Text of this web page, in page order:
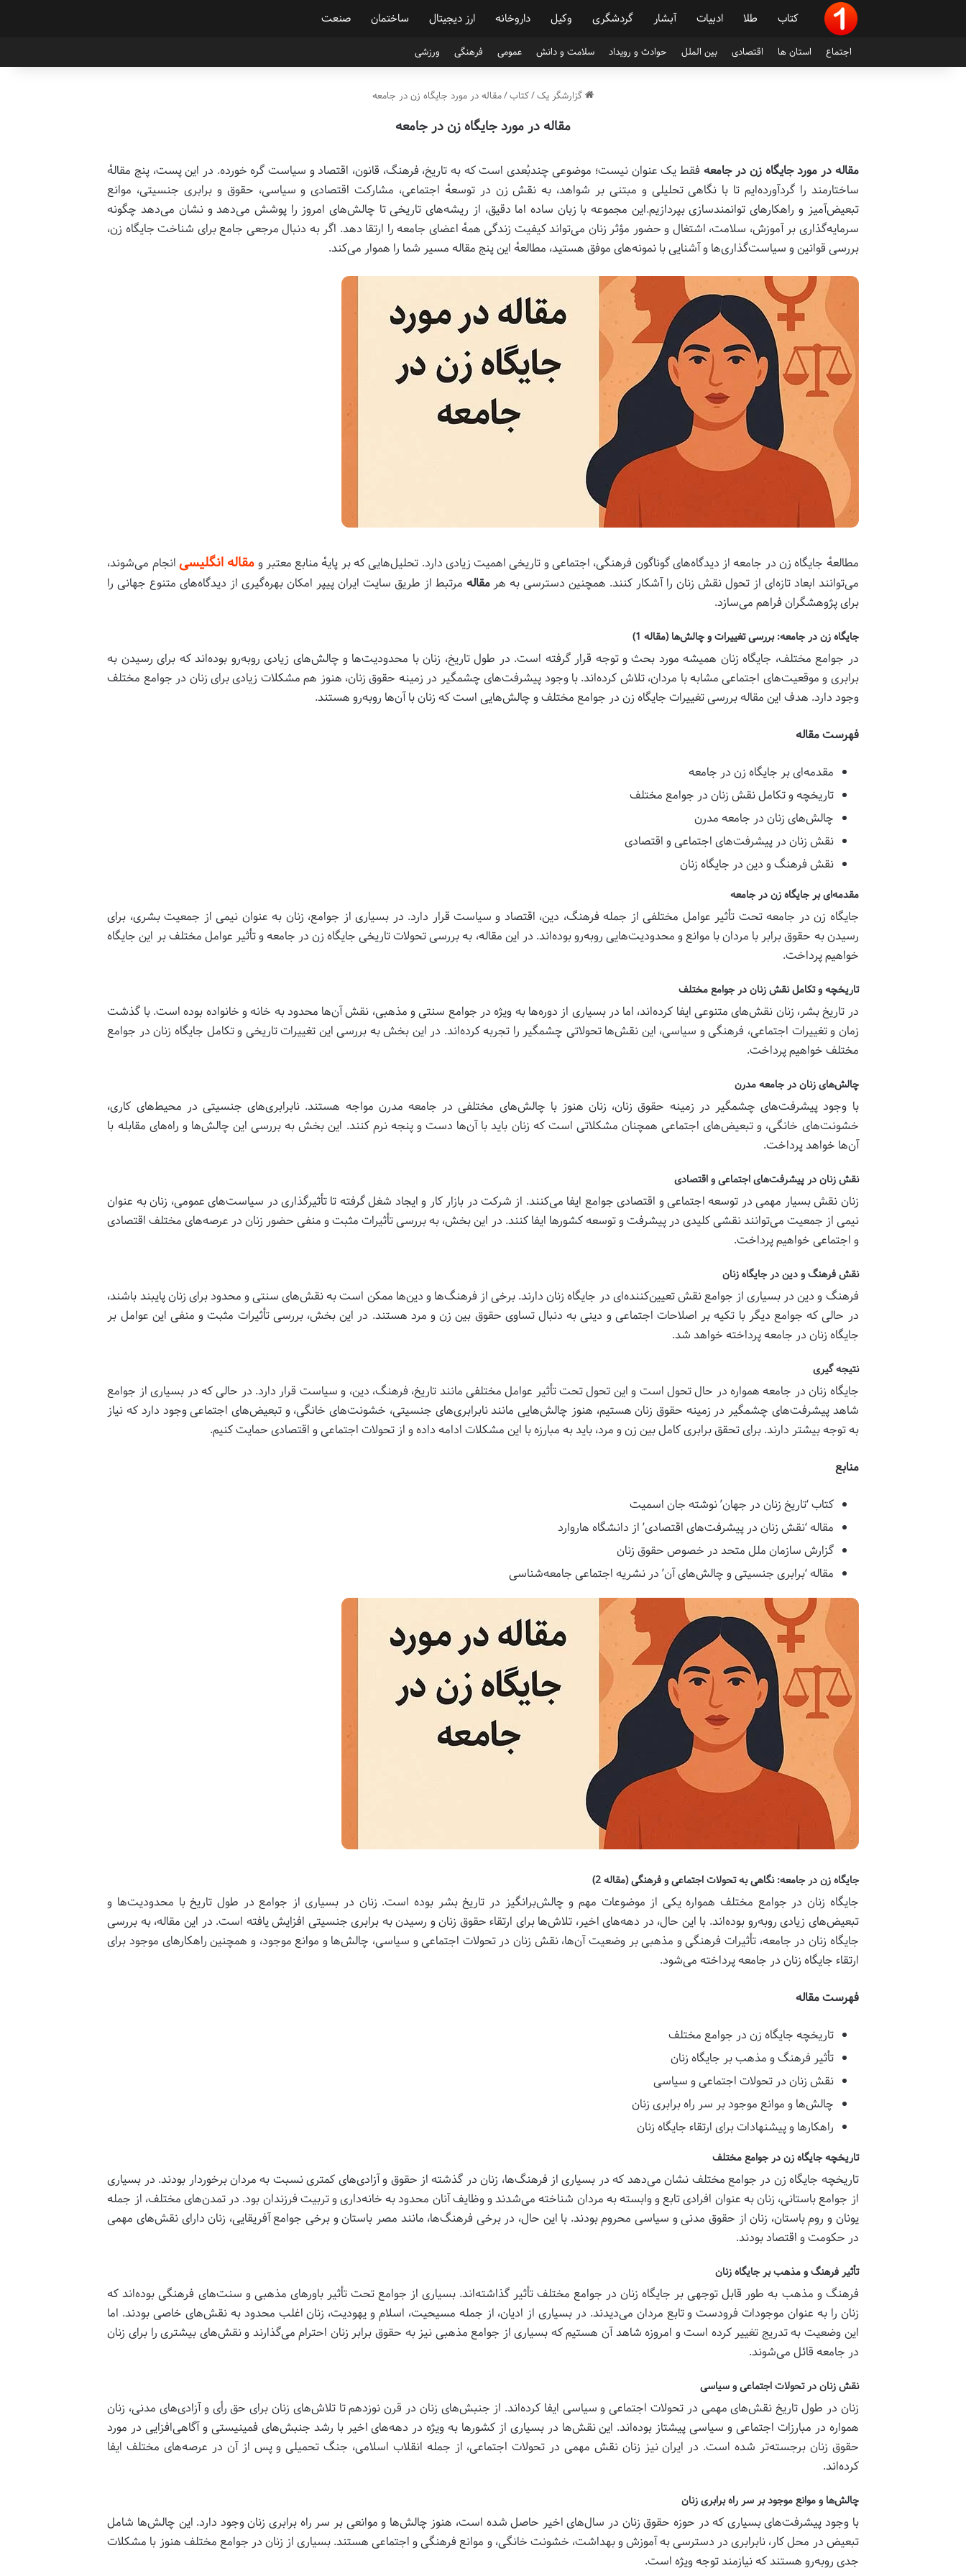
کتاب طلا ادبیات آبشار گردشگری وکیل داروخانه ارز دیجیتال ساختمان صنعت
اجتماع استان ها اقتصادی بین الملل حوادث و رویداد سلامت و دانش عمومی فرهنگی ورزشی
گزارشگر یک/کتاب/مقاله در مورد جایگاه زن در جامعه
مقاله در مورد جایگاه زن در جامعه
مقاله در مورد جایگاه زن در جامعه فقط یک عنوان نیست؛ موضوعی چندبُعدی است که به تاریخ، فرهنگ، قانون، اقتصاد و سیاست گره خورده. در این پست، پنج مقالهٔ
ساختارمند را گردآورده‌ایم تا با نگاهی تحلیلی و مبتنی بر شواهد، به نقش زن در توسعهٔ اجتماعی، مشارکت اقتصادی و سیاسی، حقوق و برابری جنسیتی، موانع
تبعیض‌آمیز و راهکارهای توانمندسازی بپردازیم.این مجموعه با زبان ساده اما دقیق، از ریشه‌های تاریخی تا چالش‌های امروز را پوشش می‌دهد و نشان می‌دهد چگونه
سرمایه‌گذاری بر آموزش، سلامت، اشتغال و حضور مؤثر زنان می‌تواند کیفیت زندگی همهٔ اعضای جامعه را ارتقا دهد. اگر به دنبال مرجعی جامع برای شناخت جایگاه زن،
بررسی قوانین و سیاست‌گذاری‌ها و آشنایی با نمونه‌های موفق هستید، مطالعهٔ این پنج مقاله مسیر شما را هموار می‌کند.
مطالعهٔ جایگاه زن در جامعه از دیدگاه‌های گوناگون فرهنگی، اجتماعی و تاریخی اهمیت زیادی دارد. تحلیل‌هایی که بر پایهٔ منابع معتبر و مقاله انگلیسی انجام می‌شوند،
می‌توانند ابعاد تازه‌ای از تحول نقش زنان را آشکار کنند. همچنین دسترسی به هرمقاله مرتبط از طریق سایت ایران پیپر امکان بهره‌گیری از دیدگاه‌های متنوع جهانی را
برای پژوهشگران فراهم می‌سازد.
جایگاه زن در جامعه: بررسی تغییرات و چالش‌ها (مقاله 1)
در جوامع مختلف، جایگاه زنان همیشه مورد بحث و توجه قرار گرفته است. در طول تاریخ، زنان با محدودیت‌ها و چالش‌های زیادی روبه‌رو بوده‌اند که برای رسیدن به
برابری و موقعیت‌های اجتماعی مشابه با مردان، تلاش کرده‌اند. با وجود پیشرفت‌های چشمگیر در زمینه حقوق زنان، هنوز هم مشکلات زیادی برای زنان در جوامع مختلف
وجود دارد. هدف این مقاله بررسی تغییرات جایگاه زن در جوامع مختلف و چالش‌هایی است که زنان با آن‌ها روبه‌رو هستند.
فهرست مقاله
مقدمه‌ای بر جایگاه زن در جامعه
تاریخچه و تکامل نقش زنان در جوامع مختلف
چالش‌های زنان در جامعه مدرن
نقش زنان در پیشرفت‌های اجتماعی و اقتصادی
نقش فرهنگ و دین در جایگاه زنان
مقدمه‌ای بر جایگاه زن در جامعه
جایگاه زن در جامعه تحت تأثیر عوامل مختلفی از جمله فرهنگ، دین، اقتصاد و سیاست قرار دارد. در بسیاری از جوامع، زنان به عنوان نیمی از جمعیت بشری، برای
رسیدن به حقوق برابر با مردان با موانع و محدودیت‌هایی روبه‌رو بوده‌اند. در این مقاله، به بررسی تحولات تاریخی جایگاه زن در جامعه و تأثیر عوامل مختلف بر این جایگاه
خواهیم پرداخت.
تاریخچه و تکامل نقش زنان در جوامع مختلف
در تاریخ بشر، زنان نقش‌های متنوعی ایفا کرده‌اند، اما در بسیاری از دوره‌ها به ویژه در جوامع سنتی و مذهبی، نقش آن‌ها محدود به خانه و خانواده بوده است. با گذشت
زمان و تغییرات اجتماعی، فرهنگی و سیاسی، این نقش‌ها تحولاتی چشمگیر را تجربه کرده‌اند. در این بخش به بررسی این تغییرات تاریخی و تکامل جایگاه زنان در جوامع
مختلف خواهیم پرداخت.
چالش‌های زنان در جامعه مدرن
با وجود پیشرفت‌های چشمگیر در زمینه حقوق زنان، زنان هنوز با چالش‌های مختلفی در جامعه مدرن مواجه هستند. نابرابری‌های جنسیتی در محیط‌های کاری،
خشونت‌های خانگی، و تبعیض‌های اجتماعی همچنان مشکلاتی است که زنان باید با آن‌ها دست و پنجه نرم کنند. این بخش به بررسی این چالش‌ها و راه‌های مقابله با
آن‌ها خواهد پرداخت.
نقش زنان در پیشرفت‌های اجتماعی و اقتصادی
زنان نقش بسیار مهمی در توسعه اجتماعی و اقتصادی جوامع ایفا می‌کنند. از شرکت در بازار کار و ایجاد شغل گرفته تا تأثیرگذاری در سیاست‌های عمومی، زنان به عنوان
نیمی از جمعیت می‌توانند نقشی کلیدی در پیشرفت و توسعه کشورها ایفا کنند. در این بخش، به بررسی تأثیرات مثبت و منفی حضور زنان در عرصه‌های مختلف اقتصادی
و اجتماعی خواهیم پرداخت.
نقش فرهنگ و دین در جایگاه زنان
فرهنگ و دین در بسیاری از جوامع نقش تعیین‌کننده‌ای در جایگاه زنان دارند. برخی از فرهنگ‌ها و دین‌ها ممکن است به نقش‌های سنتی و محدود برای زنان پایبند باشند،
در حالی که جوامع دیگر با تکیه بر اصلاحات اجتماعی و دینی به دنبال تساوی حقوق بین زن و مرد هستند. در این بخش، بررسی تأثیرات مثبت و منفی این عوامل بر
جایگاه زنان در جامعه پرداخته خواهد شد.
نتیجه گیری
جایگاه زنان در جامعه همواره در حال تحول است و این تحول تحت تأثیر عوامل مختلفی مانند تاریخ، فرهنگ، دین، و سیاست قرار دارد. در حالی که در بسیاری از جوامع
شاهد پیشرفت‌های چشمگیر در زمینه حقوق زنان هستیم، هنوز چالش‌هایی مانند نابرابری‌های جنسیتی، خشونت‌های خانگی، و تبعیض‌های اجتماعی وجود دارد که نیاز
به توجه بیشتر دارند. برای تحقق برابری کامل بین زن و مرد، باید به مبارزه با این مشکلات ادامه داده و از تحولات اجتماعی و اقتصادی حمایت کنیم.
منابع
کتاب ‘تاریخ زنان در جهان’ نوشته جان اسمیت
مقاله ‘نقش زنان در پیشرفت‌های اقتصادی’ از دانشگاه هاروارد
گزارش سازمان ملل متحد در خصوص حقوق زنان
مقاله ‘برابری جنسیتی و چالش‌های آن’ در نشریه اجتماعی جامعه‌شناسی
جایگاه زن در جامعه: نگاهی به تحولات اجتماعی و فرهنگی (مقاله 2)
جایگاه زنان در جوامع مختلف همواره یکی از موضوعات مهم و چالش‌برانگیز در تاریخ بشر بوده است. زنان در بسیاری از جوامع در طول تاریخ با محدودیت‌ها و
تبعیض‌های زیادی روبه‌رو بوده‌اند. با این حال، در دهه‌های اخیر، تلاش‌ها برای ارتقاء حقوق زنان و رسیدن به برابری جنسیتی افزایش یافته است. در این مقاله، به بررسی
جایگاه زنان در جامعه، تأثیرات فرهنگی و مذهبی بر وضعیت آن‌ها، نقش زنان در تحولات اجتماعی و سیاسی، چالش‌ها و موانع موجود، و همچنین راهکارهای موجود برای
ارتقاء جایگاه زنان در جامعه پرداخته می‌شود.
فهرست مقاله
تاریخچه جایگاه زن در جوامع مختلف
تأثیر فرهنگ و مذهب بر جایگاه زنان
نقش زنان در تحولات اجتماعی و سیاسی
چالش‌ها و موانع موجود بر سر راه برابری زنان
راهکارها و پیشنهادات برای ارتقاء جایگاه زنان
تاریخچه جایگاه زن در جوامع مختلف
تاریخچه جایگاه زن در جوامع مختلف نشان می‌دهد که در بسیاری از فرهنگ‌ها، زنان در گذشته از حقوق و آزادی‌های کمتری نسبت به مردان برخوردار بودند. در بسیاری
از جوامع باستانی، زنان به عنوان افرادی تابع و وابسته به مردان شناخته می‌شدند و وظایف آنان محدود به خانه‌داری و تربیت فرزندان بود. در تمدن‌های مختلف، از جمله
یونان و روم باستان، زنان از حقوق مدنی و سیاسی محروم بودند. با این حال، در برخی فرهنگ‌ها، مانند مصر باستان و برخی جوامع آفریقایی، زنان دارای نقش‌های مهمی
در حکومت و اقتصاد بودند.
تأثیر فرهنگ و مذهب بر جایگاه زنان
فرهنگ و مذهب به طور قابل توجهی بر جایگاه زنان در جوامع مختلف تأثیر گذاشته‌اند. بسیاری از جوامع تحت تأثیر باورهای مذهبی و سنت‌های فرهنگی بوده‌اند که
زنان را به عنوان موجودات فرودست و تابع مردان می‌دیدند. در بسیاری از ادیان، از جمله مسیحیت، اسلام و یهودیت، زنان اغلب محدود به نقش‌های خاصی بودند. اما
این وضعیت به تدریج تغییر کرده است و امروزه شاهد آن هستیم که بسیاری از جوامع مذهبی نیز به حقوق برابر زنان احترام می‌گذارند و نقش‌های بیشتری را برای زنان
در جامعه قائل می‌شوند.
نقش زنان در تحولات اجتماعی و سیاسی
زنان در طول تاریخ نقش‌های مهمی در تحولات اجتماعی و سیاسی ایفا کرده‌اند. از جنبش‌های زنان در قرن نوزدهم تا تلاش‌های زنان برای حق رأی و آزادی‌های مدنی، زنان
همواره در مبارزات اجتماعی و سیاسی پیشتاز بوده‌اند. این نقش‌ها در بسیاری از کشورها به ویژه در دهه‌های اخیر با رشد جنبش‌های فمینیستی و آگاهی‌افزایی در مورد
حقوق زنان برجسته‌تر شده است. در ایران نیز زنان نقش مهمی در تحولات اجتماعی، از جمله انقلاب اسلامی، جنگ تحمیلی و پس از آن در عرصه‌های مختلف ایفا
کرده‌اند.
چالش‌ها و موانع موجود بر سر راه برابری زنان
با وجود پیشرفت‌های بسیاری که در حوزه حقوق زنان در سال‌های اخیر حاصل شده است، هنوز چالش‌ها و موانعی بر سر راه برابری زنان وجود دارد. این چالش‌ها شامل
تبعیض در محل کار، نابرابری در دسترسی به آموزش و بهداشت، خشونت خانگی، و موانع فرهنگی و اجتماعی هستند. بسیاری از زنان در جوامع مختلف هنوز با مشکلات
جدی روبه‌رو هستند که نیازمند توجه ویژه است.